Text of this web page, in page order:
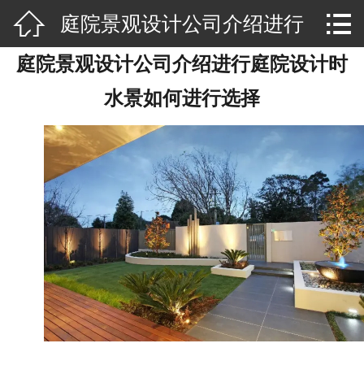
 网站首页
公司介绍
景观设计
空间设计
规划设计
荣誉资质
新闻资讯
 庭院景观设计公司介绍进行
庭院设计时水景如何进行选
择

庭院景观设计公司介绍进行庭院设计时
水景如何进行选择